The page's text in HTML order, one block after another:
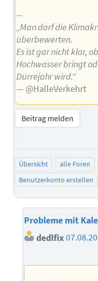
--
„Man darf die
überbewerten.
Es ist gar nicht klar,
Hochwasser bringt
Dürrejahr wird.“
— @HalleVerkehrt
Beitrag melden
Übersicht alle Foren
Benutzerkonto erstellen
Probleme mit
dedlfix